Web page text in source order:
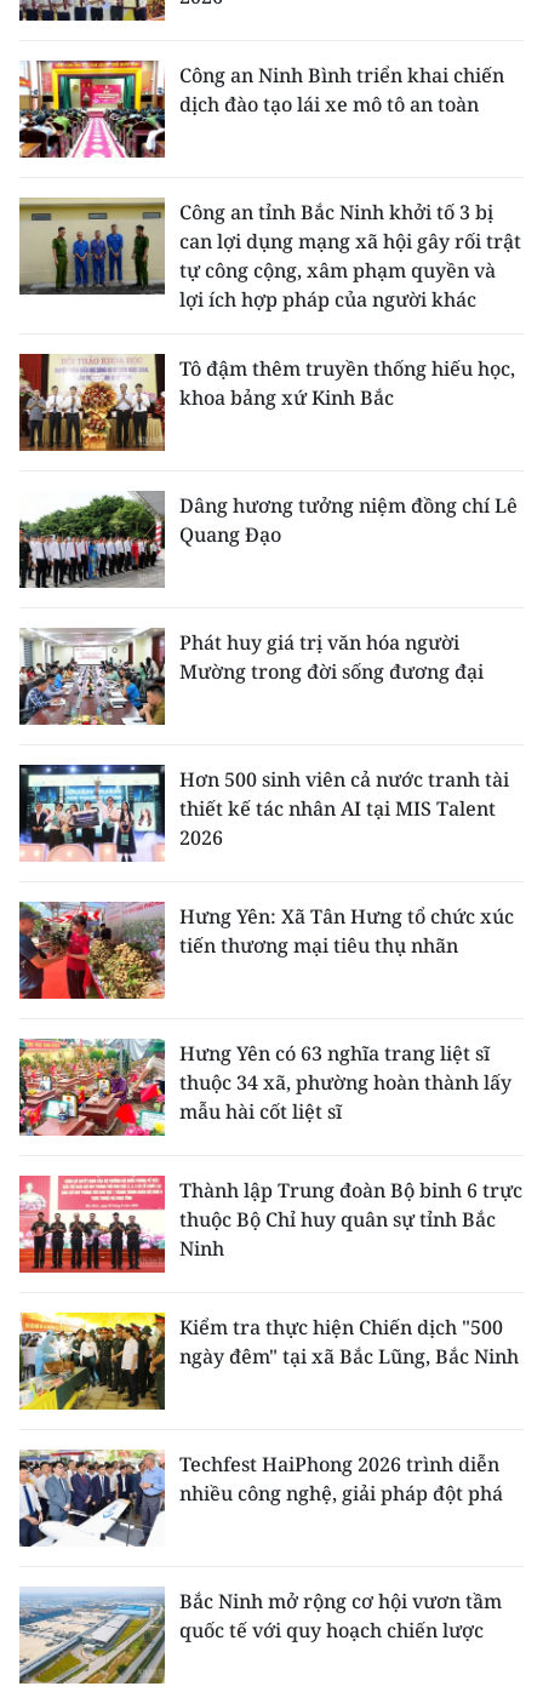
Công an Ninh Bình triển khai chiến
dịch đào tạo lái xe mô tô an toàn
Công an tỉnh Bắc Ninh khởi tố 3 bị
can lợi dụng mạng xã hội gây rối trật
tự công cộng, xâm phạm quyền và
lợi ích hợp pháp của người khác
Tô đậm thêm truyền thống hiếu học,
khoa bảng xứ Kinh Bắc
Dâng hương tưởng niệm đồng chí Lê
Quang Đạo
Phát huy giá trị văn hóa người
Mường trong đời sống đương đại
Hơn 500 sinh viên cả nước tranh tài
thiết kế tác nhân AI tại MIS Talent
2026
Hưng Yên: Xã Tân Hưng tổ chức xúc
tiến thương mại tiêu thụ nhãn
Hưng Yên có 63 nghĩa trang liệt sĩ
thuộc 34 xã, phường hoàn thành lấy
mẫu hài cốt liệt sĩ
Thành lập Trung đoàn Bộ binh 6 trực
thuộc Bộ Chỉ huy quân sự tỉnh Bắc
Ninh
Kiểm tra thực hiện Chiến dịch "500
ngày đêm" tại xã Bắc Lũng, Bắc Ninh
Techfest HaiPhong 2026 trình diễn
nhiều công nghệ, giải pháp đột phá
Bắc Ninh mở rộng cơ hội vươn tầm
quốc tế với quy hoạch chiến lược